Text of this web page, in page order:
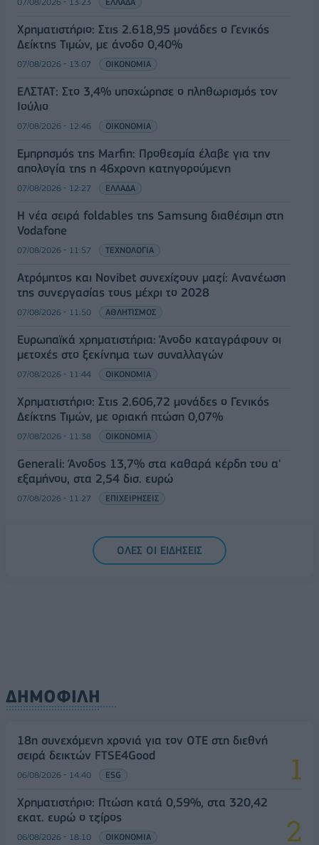
Χρηματιστήριο: Στις 2.618,95 μονάδες ο Γενικός
Δείκτης Τιμών, με άνοδο 0,40%
07/08/2026 - 13:07 ΟΙΚΟΝΟΜΙΑ
ΕΛΣΤΑΤ: Στο 3,4% υποχώρησε ο πληθωρισμός τον
Ιούλιο
07/08/2026 - 12:46 ΟΙΚΟΝΟΜΙΑ
Εμπρησμός της Marfin: Προθεσμία έλαβε για την
απολογία της η 46χρονη κατηγορούμενη
07/08/2026 - 12:27 ΕΛΛΑΔΑ
Η νέα σειρά foldables της Samsung διαθέσιμη στη
Vodafone
07/08/2026 - 11:57 ΤΕΧΝΟΛΟΓΙΑ
Ατρόμητος και Novibet συνεχίζουν μαζί: Ανανέωση
της συνεργασίας τους μέχρι το 2028
07/08/2026 - 11:50 ΑΘΛΗΤΙΣΜΟΣ
Ευρωπαϊκά χρηματιστήρια: Άνοδο καταγράφουν οι
μετοχές στο ξεκίνημα των συναλλαγών
07/08/2026 - 11:44 ΟΙΚΟΝΟΜΙΑ
Χρηματιστήριο: Στις 2.606,72 μονάδες ο Γενικός
Δείκτης Τιμών, με οριακή πτώση 0,07%
07/08/2026 - 11:38 ΟΙΚΟΝΟΜΙΑ
Generali: Άνοδος 13,7% στα καθαρά κέρδη του α'
εξαμήνου, στα 2,54 δισ. ευρώ
07/08/2026 - 11:27 ΕΠΙΧΕΙΡΗΣΕΙΣ
ΟΛΕΣ ΟΙ ΕΙΔΗΣΕΙΣ
ΔΗΜΟΦΙΛΗ
18η συνεχόμενη χρονιά για τον ΟΤΕ στη διεθνή
σειρά δεικτών FTSE4Good
06/08/2026 - 14:40 ESG
Χρηματιστήριο: Πτώση κατά 0,59%, στα 320,42
εκατ. ευρώ ο τζίρος
06/08/2026 - 18:10 ΟΙΚΟΝΟΜΙΑ